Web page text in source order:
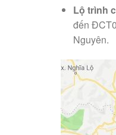
Lộ trình
đến
Nguyên.